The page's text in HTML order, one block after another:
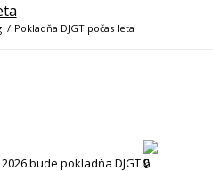
/ Pokladňa DJGT počas leta
bude pokladňa DJGT